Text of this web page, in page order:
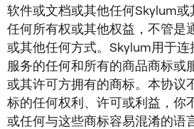
软件或文档或其他任何Skylum
任何所有权或其他权益，不管是
或其他任何方式。Skylum用于
服务的任何和所有的商品商标或
或其许可方拥有的商标。本协议
标的任何权利、许可或利益，你
或任何与这些商标容易混淆的语